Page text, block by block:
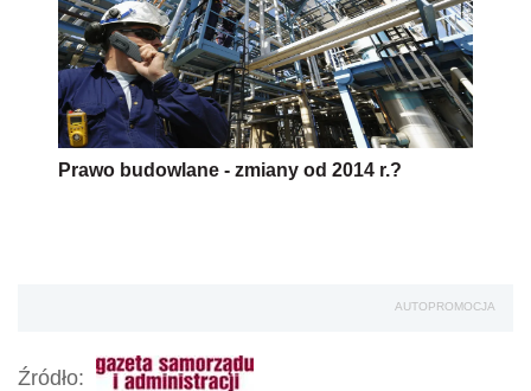
Prawo budowlane - zmiany od 2014 r.?
AUTOPROMOCJA
Źródło: